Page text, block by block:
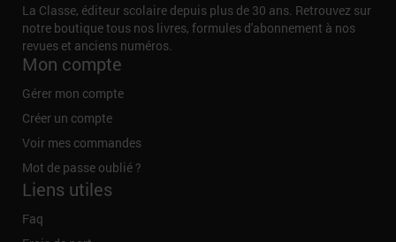
La Classe, éditeur scolaire depuis plus de 30 ans. Retrouvez sur
notre boutique tous nos livres, formules d'abonnement à nos
revues et anciens numéros.
Mon compte
Gérer mon compte
Créer un compte
Voir mes commandes
Mot de passe oublié ?
Liens utiles
Faq